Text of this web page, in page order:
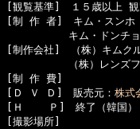
[観覧基準]　１５歳以上
[制 作 者]　キム・スンホ
キム・ドンチョ
[制作会社]　（株）キムク
（株）レンズフ
[制 作 費]
[Ｄ Ｖ Ｄ]　販売元： 株式
[Ｈ    Ｐ]　終了（韓国）
[撮影場所]